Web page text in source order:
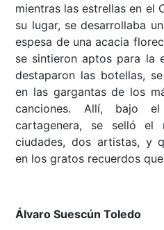
mientras las estrellas en el
su lugar, se desarrollaba
espesa de una acacia
se sintieron aptos para la
destaparon las botellas,
en las gargantas de los
canciones. Allí, bajo
cartagenera, se selló el
ciudades, dos artistas, y
en los gratos recuerdos
Álvaro Suescún Toledo